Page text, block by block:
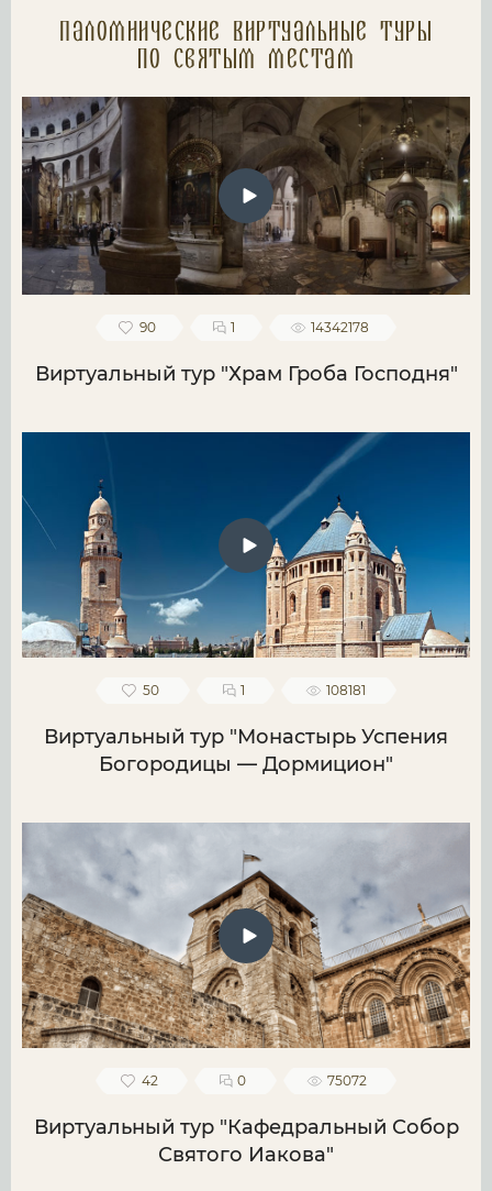
Паломнические Виртуальные туры
по святым местам
90 1 14342178
Виртуальный тур "Храм Гроба Господня"
50 1 108181
Виртуальный тур "Монастырь Успения
Богородицы — Дормицион"
42 0 75072
Виртуальный тур "Кафедральный Собор
Святого Иакова"